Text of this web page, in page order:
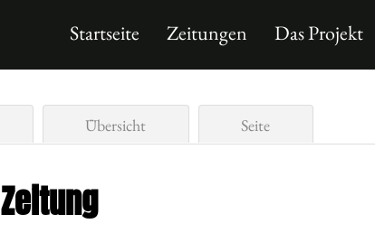
Startseite Zeitungen Das Projekt
Übersicht Seite
Zeitung